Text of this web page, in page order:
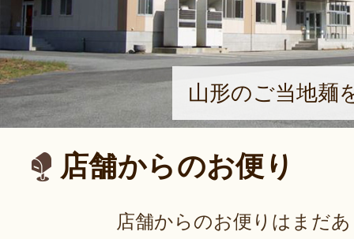
山形のご当地麺
店舗からのお便り
店舗からのお便りはまだ